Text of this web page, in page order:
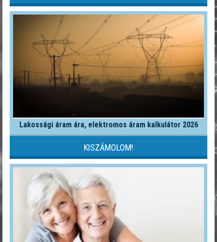
Lakossági áram ára, elektromos áram kalkulátor 2026
KISZÁMOLOM!